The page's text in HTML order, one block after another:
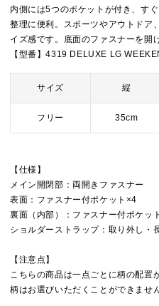
内側には5つのポケットが付き、す
整理に便利。スポーツやアウトドア
イズ感です。底面のファスナーを開
【型番】4319 DELUXE LG
サイズ 縦
フリー 35cm
【仕様】
メイン開閉部：両開きファスナー
表面：ファスナー付ポケット×4
裏面（内部）：ファスナー付ポケッ
ショルダーストラップ：取り外し・
【注意点】
こちらの商品は一点ごとに柄の配置
柄はお選びいただくことができませ